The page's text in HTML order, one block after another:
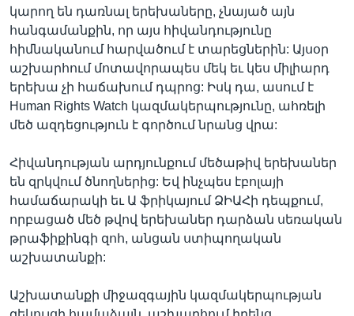
կարող են դառնալ երեխաները, չնայած այն
հանգամանքին, որ այս հիվանդությունը
հիմնականում հարվածում է տարեցներին: Այսօր
աշխարհում մոտավորապես մեկ եւ կես միլիարդ
երեխա չի հաճախում դպրոց: Իսկ դա, ասում է
Human Rights Watch կազմակերպությունը, ահռելի
մեծ ազդեցություն է գործում նրանց վրա:
Հիվանդության արդյունքում մեծաթիվ երեխաներ
են զրկվում ծնողներից: Եվ ինչպես էբոլայի
համաճարակի եւ Ա ֆրիկայում ՁԻԱՀի դեպքում,
որբացած մեծ թվով երեխաներ դարձան սեռական
թրաֆիքինգի զոհ, անցան ստիպողական
աշխատանքի:
Աշխատանքի միջազգային կազմակերպության